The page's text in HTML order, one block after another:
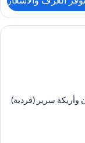
داخل الغرفة ومكتب
وأريكة سرير (فردية)